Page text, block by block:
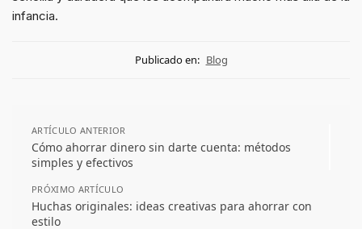
infancia.
Publicado en: Blog
ARTÍCULO ANTERIOR
Cómo ahorrar dinero sin darte cuenta: métodos
simples y efectivos
PRÓXIMO ARTÍCULO
Huchas originales: ideas creativas para ahorrar con
estilo